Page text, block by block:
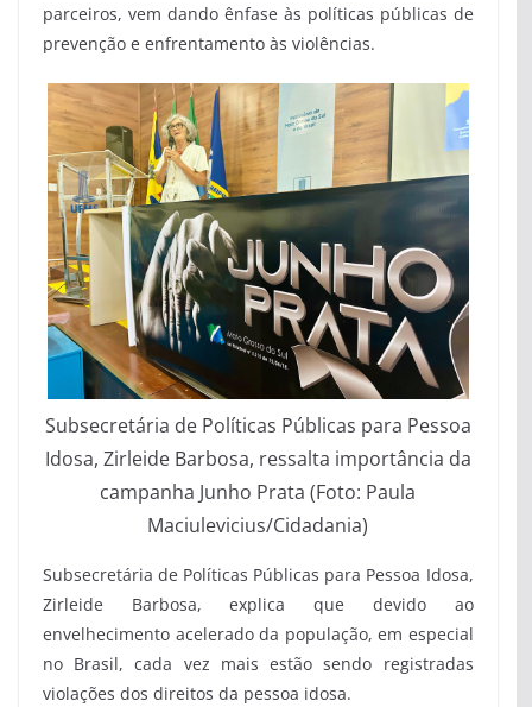
parceiros, vem dando ênfase às políticas públicas de
prevenção e enfrentamento às violências.
Subsecretária de Políticas Públicas para Pessoa
Idosa, Zirleide Barbosa, ressalta importância da
campanha Junho Prata (Foto: Paula
Maciulevicius/Cidadania)
Subsecretária de Políticas Públicas para Pessoa Idosa,
Zirleide Barbosa, explica que devido ao
envelhecimento acelerado da população, em especial
no Brasil, cada vez mais estão sendo registradas
violações dos direitos da pessoa idosa.